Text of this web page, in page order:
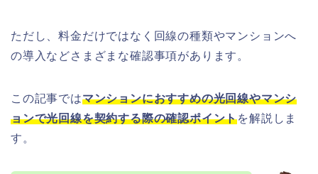
ただし、料金だけではなく回線の種類やマンションへ
の導入などさまざまな確認事項があります。
この記事ではマンションにおすすめの光回線やマンシ
ョンで光回線を契約する際の確認ポイントを解説しま
す。